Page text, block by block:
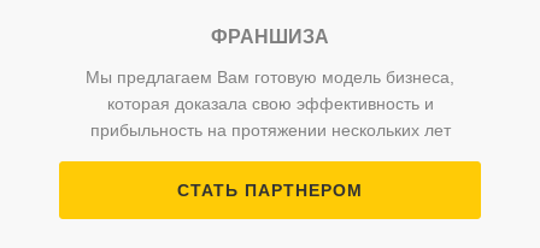
ФРАНШИЗА
Мы предлагаем Вам готовую модель бизнеса,
которая доказала свою эффективность и
прибыльность на протяжении нескольких лет
СТАТЬ ПАРТНЕРОМ